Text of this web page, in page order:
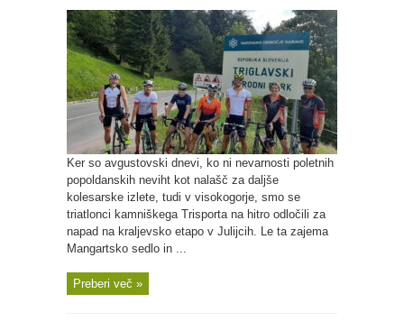
Ker so avgustovski dnevi, ko ni nevarnosti poletnih
popoldanskih neviht kot nalašč za daljše
kolesarske izlete, tudi v visokogorje, smo se
triatlonci kamniškega Trisporta na hitro odločili za
napad na kraljevsko etapo v Julijcih. Le ta zajema
Mangartsko sedlo in ...
Preberi več »